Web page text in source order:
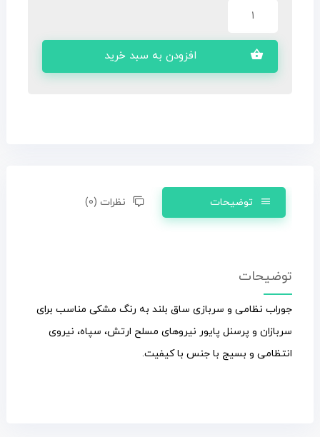
افزودن به سبد خرید
توضیحات نظرات (0)
توضیحات
جوراب نظامی و سربازی ساق بلند به رنگ مشکی مناسب برای
سربازان و پرسنل پایور نیروهای مسلح ارتش، سپاه، نیروی
انتظامی و بسیج با جنس با کیفیت.